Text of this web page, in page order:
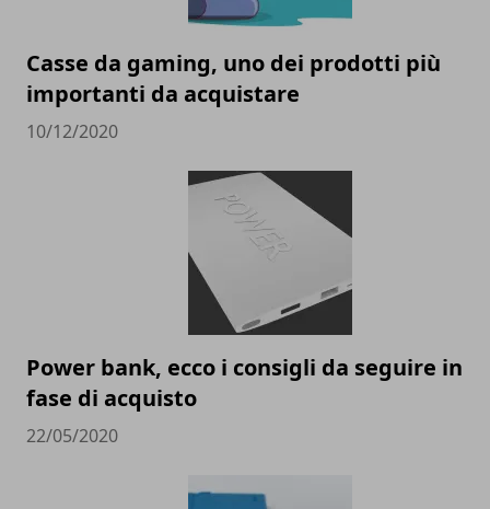
Casse da gaming, uno dei prodotti più
importanti da acquistare
10/12/2020
Power bank, ecco i consigli da seguire in
fase di acquisto
22/05/2020